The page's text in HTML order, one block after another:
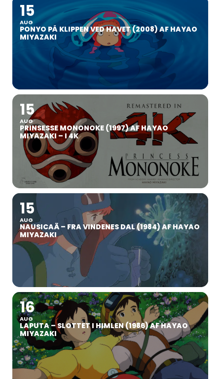
15
AUG
PONYO PÅ KLIPPEN VED HAVET (2008) AF HAYAO
MIYAZAKI
15
AUG
PRINSESSE MONONOKE (1997) AF HAYAO
MIYAZAKI – I 4K
15
AUG
NAUSICAÄ – FRA VINDENES DAL (1984) AF HAYAO
MIYAZAKI
16
AUG
LAPUTA – SLOTTET I HIMLEN (1986) AF HAYAO
MIYAZAKI